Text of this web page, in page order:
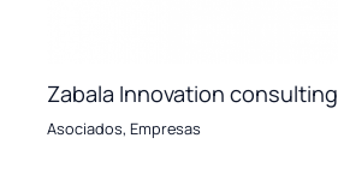
Zabala Innovation consulting
Asociados,Empresas